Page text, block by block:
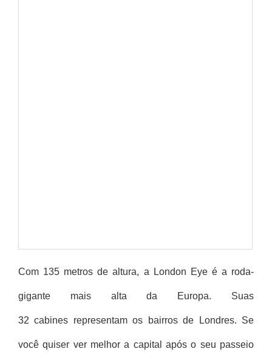
Com 135 metros de altura, a London Eye é a roda-
gigante mais alta da Europa. Suas
32 cabines representam os bairros de Londres. Se
você quiser ver melhor a capital após o seu passeio